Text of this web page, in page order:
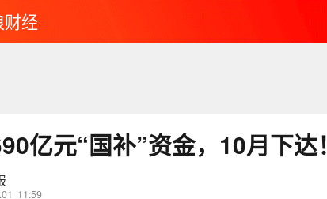
财经
亿元“国补”资金，10月下达！
11:59